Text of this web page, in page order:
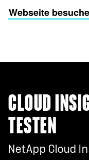
Webseite
CLOUD
TESTEN
NetApp Cloud